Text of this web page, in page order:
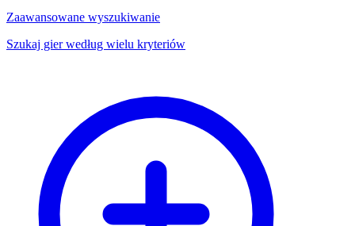
Zaawansowane wyszukiwanie
Szukaj gier według wielu kryteriów